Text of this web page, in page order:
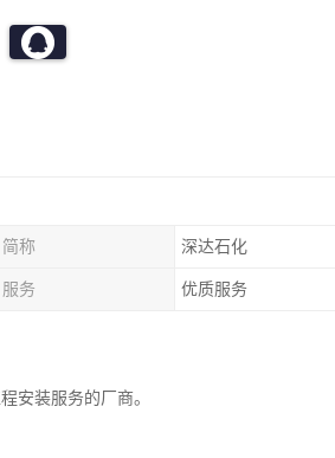
简称 深达石化
服务 优质服务
安装服务的厂商。